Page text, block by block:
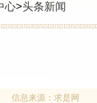
心>头条新闻
信息来源： 求是网